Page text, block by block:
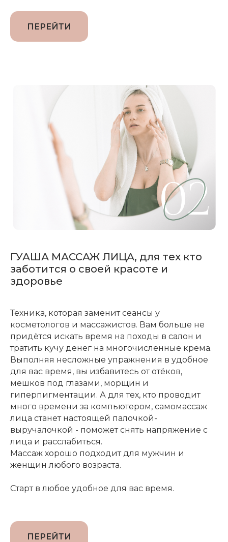
ПЕРЕЙТИ
ГУАША МАССАЖ ЛИЦА, для тех кто
заботится о своей красоте и
здоровье
Техника, которая заменит сеансы у
косметологов и массажистов. Вам больше не
придётся искать время на походы в салон и
тратить кучу денег на многочисленные крема.
Выполняя несложные упражнения в удобное
для вас время, вы избавитесь от отёков,
мешков под глазами, морщин и
гиперпигментации. А для тех, кто проводит
много времени за компьютером, самомассаж
лица станет настоящей палочкой-
выручалочкой - поможет снять напряжение с
лица и расслабиться.
Массаж хорошо подходит для мужчин и
женщин любого возраста.
Старт в любое удобное для вас время.
ПЕРЕЙТИ